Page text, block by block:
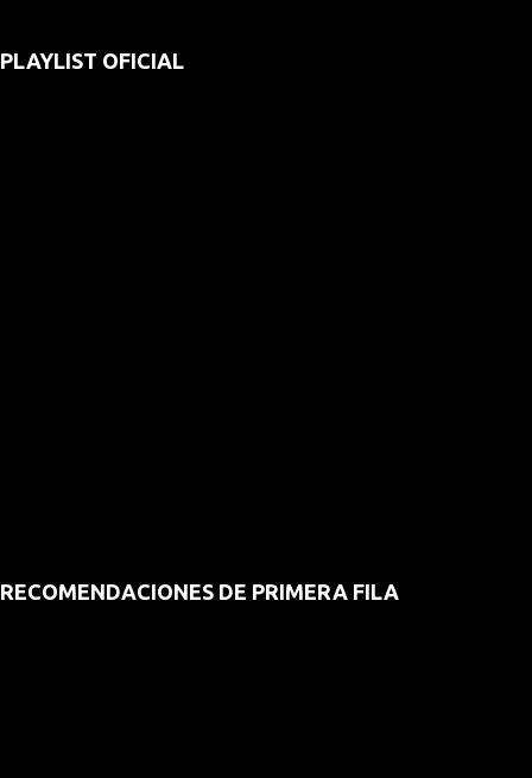
PLAYLIST OFICIAL
RECOMENDACIONES DE PRIMERA FILA